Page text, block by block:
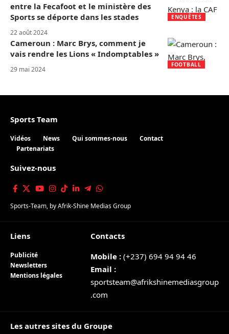
ENQUÊTES
entre la Fecafoot et le ministère des
Sports se déporte dans les stades
22 août 2024
FOOTBALL
Cameroun : Marc Brys, comment je
vais rendre les Lions « Indomptables »
29 mai 2024
Sports Team
Vidéos News Qui sommes-nous
Contact
Partenariats
Suivez-nous
Sports-Team, byAfrik-Shine Medias Group
Liens
Publicité
Newsletters
Mentions légales
Contacts
Mobile : (+237) 694 94 94 46
Email :
sportsteam@afrikshinemediasgroup
.com
Les autres sites du Groupe